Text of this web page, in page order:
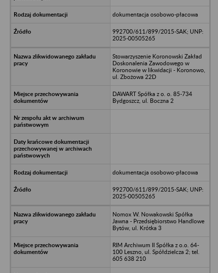
dokumentacja osobowo-płacowa
992700/611/899/2015-SAK; UNP:
2025-00505265
Stowarzyszenie Koronowski Zakład
Doskonalenia Zawodowego w
Koronowie w likwidacji - Koronowo,
ul. Zbożowa 22D
DAWART Spółka z o. o. 85-734
Bydgoszcz, ul. Boczna 2
dokumentacja osobowo-płacowa
992700/611/899/2015-SAK; UNP:
2025-00505265
Nomox W. Nowakowski Spółka
Jawna - Przedsiębiorstwo Handlowe
Bytów, ul. Krótka 3
RIM Archiwum II Spółka z o.o. 64-
100 Leszno, ul. Spółdzielcza 2; tel.
605 638 210